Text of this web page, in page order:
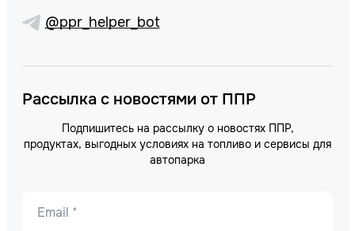
@ppr_helper_bot
Рассылка с новостями от ППР
Подпишитесь на рассылку о новостях ППР,
продуктах, выгодных условиях на топливо и сервисы для
автопарка
Email *